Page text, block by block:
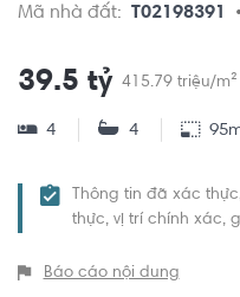
Mã nhà đất: T02198391
39.5 tỷ 415.79 triệu/m²
4 4
Thông tin đã xác
thực, vị trí chính xác,
Báo cáo nội dung